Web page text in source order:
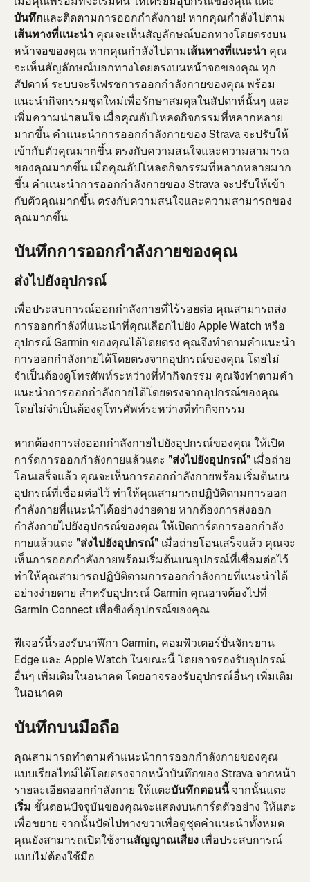
บันทึกและติดตามการออกกำลังกาย! หากคุณกำลังไปตาม
เส้นทางที่แนะนำ คุณจะเห็นสัญลักษณ์บอกทางโดยตรงบน
หน้าจอของคุณ หากคุณกำลังไปตามเส้นทางที่แนะนำ คุณ
จะเห็นสัญลักษณ์บอกทางโดยตรงบนหน้าจอของคุณ ทุก
สัปดาห์ ระบบจะรีเฟรชการออกกำลังกายของคุณ พร้อม
แนะนำกิจกรรมชุดใหม่เพื่อรักษาสมดุลในสัปดาห์นั้นๆ และ
เพิ่มความน่าสนใจ เมื่อคุณอัปโหลดกิจกรรมที่หลากหลาย
มากขึ้น คำแนะนำการออกกำลังกายของ Strava จะปรับให้
เข้ากับตัวคุณมากขึ้น ตรงกับความสนใจและความสามารถ
ของคุณมากขึ้น เมื่อคุณอัปโหลดกิจกรรมที่หลากหลายมาก
ขึ้น คำแนะนำการออกกำลังกายของ Strava จะปรับให้เข้า
กับตัวคุณมากขึ้น ตรงกับความสนใจและความสามารถของ
คุณมากขึ้น
บันทึกการออกกำลังกายของคุณ
ส่งไปยังอุปกรณ์
เพื่อประสบการณ์ออกกำลังกายที่ไร้รอยต่อ คุณสามารถส่ง
การออกกำลังที่แนะนำที่คุณเลือกไปยัง Apple Watch หรือ
อุปกรณ์ Garmin ของคุณได้โดยตรง คุณจึงทำตามคำแนะนำ
การออกกำลังกายได้โดยตรงจากอุปกรณ์ของคุณ โดยไม่
จำเป็นต้องดูโทรศัพท์ระหว่างที่ทำกิจกรรม คุณจึงทำตามคำ
แนะนำการออกกำลังกายได้โดยตรงจากอุปกรณ์ของคุณ
โดยไม่จำเป็นต้องดูโทรศัพท์ระหว่างที่ทำกิจกรรม
หากต้องการส่งออกกำลังกายไปยังอุปกรณ์ของคุณ ให้เปิด
การ์ดการออกกำลังกายแล้วแตะ "ส่งไปยังอุปกรณ์" เมื่อถ่าย
โอนเสร็จแล้ว คุณจะเห็นการออกกำลังกายพร้อมเริ่มต้นบน
อุปกรณ์ที่เชื่อมต่อไว้ ทำให้คุณสามารถปฏิบัติตามการออก
กำลังกายที่แนะนำได้อย่างง่ายดาย หากต้องการส่งออก
กำลังกายไปยังอุปกรณ์ของคุณ ให้เปิดการ์ดการออกกำลัง
กายแล้วแตะ "ส่งไปยังอุปกรณ์" เมื่อถ่ายโอนเสร็จแล้ว คุณจะ
เห็นการออกกำลังกายพร้อมเริ่มต้นบนอุปกรณ์ที่เชื่อมต่อไว้
ทำให้คุณสามารถปฏิบัติตามการออกกำลังกายที่แนะนำได้
อย่างง่ายดาย สำหรับอุปกรณ์ Garmin คุณอาจต้องไปที่
Garmin Connect เพื่อซิงค์อุปกรณ์ของคุณ
ฟีเจอร์นี้รองรับนาฬิกา Garmin, คอมพิวเตอร์ปั่นจักรยาน
Edge และ Apple Watch ในขณะนี้ โดยอาจรองรับอุปกรณ์
อื่นๆ เพิ่มเติมในอนาคต โดยอาจรองรับอุปกรณ์อื่นๆ เพิ่มเติม
ในอนาคต
บันทึกบนมือถือ
คุณสามารถทำตามคำแนะนำการออกกำลังกายของคุณ
แบบเรียลไทม์ได้โดยตรงจากหน้าบันทึกของ Strava จากหน้า
รายละเอียดออกกำลังกาย ให้แตะบันทึกตอนนี้ จากนั้นแตะ
เริ่ม ขั้นตอนปัจจุบันของคุณจะแสดงบนการ์ดตัวอย่าง ให้แตะ
เพื่อขยาย จากนั้นปัดไปทางขวาเพื่อดูชุดคำแนะนำทั้งหมด
คุณยังสามารถเปิดใช้งานสัญญาณเสียง เพื่อประสบการณ์
แบบไม่ต้องใช้มือ